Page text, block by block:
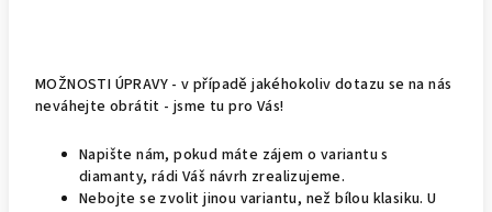
MOŽNOSTI ÚPRAVY - v případě jakéhokoliv dotazu se na nás
neváhejte obrátit - jsme tu pro Vás!
Napište nám, pokud máte zájem o variantu s
diamanty, rádi Váš návrh zrealizujeme.
Nebojte se zvolit jinou variantu, než bílou klasiku. U